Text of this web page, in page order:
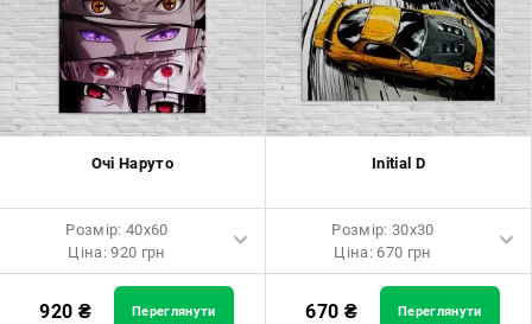
Очі Наруто
Розмір: 40x60
Ціна: 920 грн
Розмір: 40x60 Ціна: 920 грн
920 ₴ Переглянути
Initial D
Розмір: 30x30
Ціна: 670 грн
Розмір: 30x30 Ціна: 670 грн
670 ₴ Переглянути